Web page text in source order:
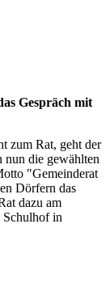
Gespräch mit
zum Rat, geht der
nun die gewählten
"Gemeinderat
Dörfern das
dazu am
Schulhof in